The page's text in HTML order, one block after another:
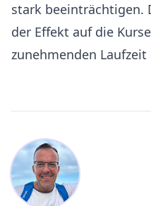
stark beeinträchtigen.
der Effekt auf die
zunehmenden